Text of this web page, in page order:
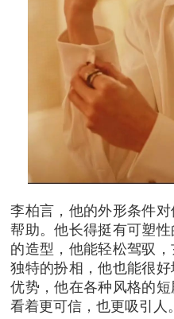
李柏言，他的外形条件
帮助。他长得挺有可塑
的造型，他能轻松驾驭
独特的扮相，他也能很
优势，他在各种风格的
看着更可信，也更吸引人。